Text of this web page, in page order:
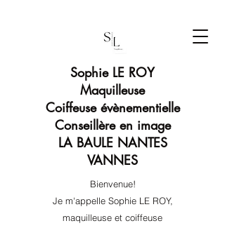
Sophie LE ROY
Maquilleuse
Coiffeuse évènementielle
Conseillère en image
LA BAULE NANTES
VANNES
Bienvenue!
Je m'appelle Sophie LE ROY,
maquilleuse et coiffeuse